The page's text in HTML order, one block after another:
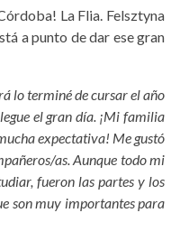
La Flia. Felsztyna
a punto de dar ese gran
lo terminé de cursar el año
el gran día. ¡Mi familia
expectativa! Me gustó
as. Aunque todo mi
fueron las partes y los
son muy importantes para